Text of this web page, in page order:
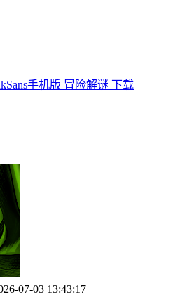
手机版 冒险解谜 下载
07-03 13:43:17